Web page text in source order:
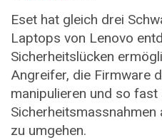
Eset hat gleich drei
Laptops von Lenovo
Sicherheitslücken
Angreifer, die Firmware
manipulieren und so fast
Sicherheitsmassnahmen
zu umgehen.